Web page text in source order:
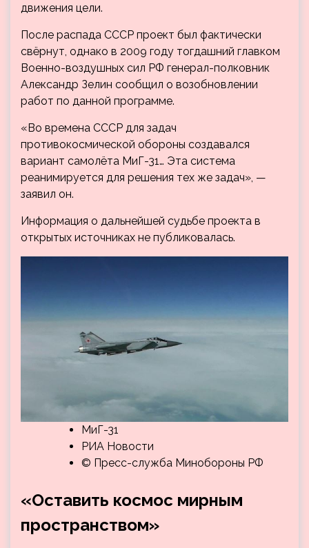
движения цели.
После распада СССР проект был фактически
свёрнут, однако в 2009 году тогдашний главком
Военно-воздушных сил РФ генерал-полковник
Александр Зелин сообщил о возобновлении
работ по данной программе.
«Во времена СССР для задач
противокосмической обороны создавался
вариант самолёта МиГ-31… Эта система
реанимируется для решения тех же задач», —
заявил он.
Информация о дальнейшей судьбе проекта в
открытых источниках не публиковалась.
МиГ-31
РИА Новости
© Пресс-служба Минобороны РФ
«Оставить космос мирным
пространством»